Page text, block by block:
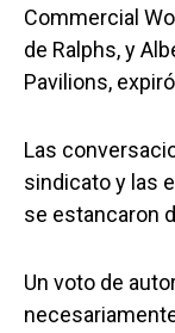
Commercial
de Ralphs, y
Pavilions,
Las
sindicato y las
se estancaron
Un voto de